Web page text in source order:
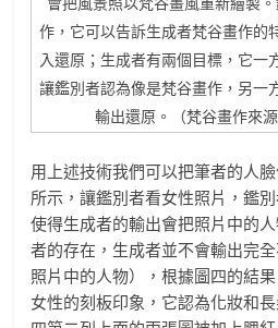
會把風景照以梵谷畫風重新繪製
作，它可以告訴生成者梵谷畫作的
入還原；生成者有兩個目標，它一
讓鑑別者認為像是梵谷畫作，另一
輸出還原。（梵谷畫作來源
用上述技術我們可以把筆者的人
所示，讓鑑別者看女性照片，鑑
使得生成者的輸出會把照片中的
者的存在，生成者並不會輸出完
照片中的人物），根據圖四的結
女性的刻板印象，它認為化妝和